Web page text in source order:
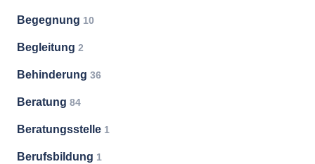
Begegnung 10
Begleitung 2
Behinderung 36
Beratung 84
Beratungsstelle 1
Berufsbildung 1